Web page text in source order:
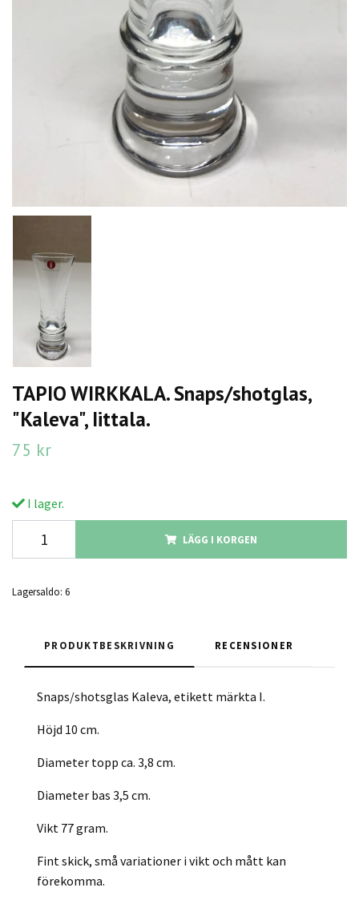
TAPIO WIRKKALA. Snaps/shotglas,
"Kaleva", Iittala.
75 kr
I lager.
LÄGG I KORGEN
Lagersaldo: 6
PRODUKTBESKRIVNING RECENSIONER
Snaps/shotsglas Kaleva, etikett märkta I.
Höjd 10 cm.
Diameter topp ca. 3,8 cm.
Diameter bas 3,5 cm.
Vikt 77 gram.
Fint skick, små variationer i vikt och mått kan
förekomma.